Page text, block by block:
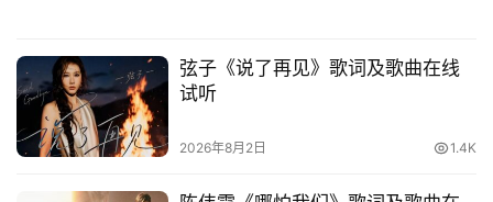
弦子《说了再见》歌词及歌曲在线
试听
2026年8月2日 1.4K